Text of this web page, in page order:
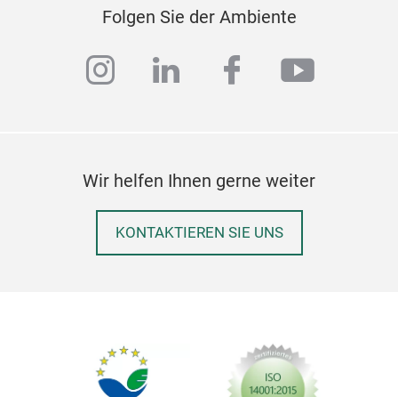
Folgen Sie der Ambiente
instagram
linkedinfacebook
Wir helfen Ihnen gerne weiter
KONTAKTIEREN SIE UNS